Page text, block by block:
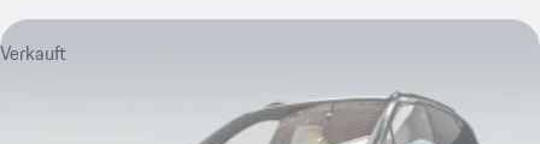
Verkauft